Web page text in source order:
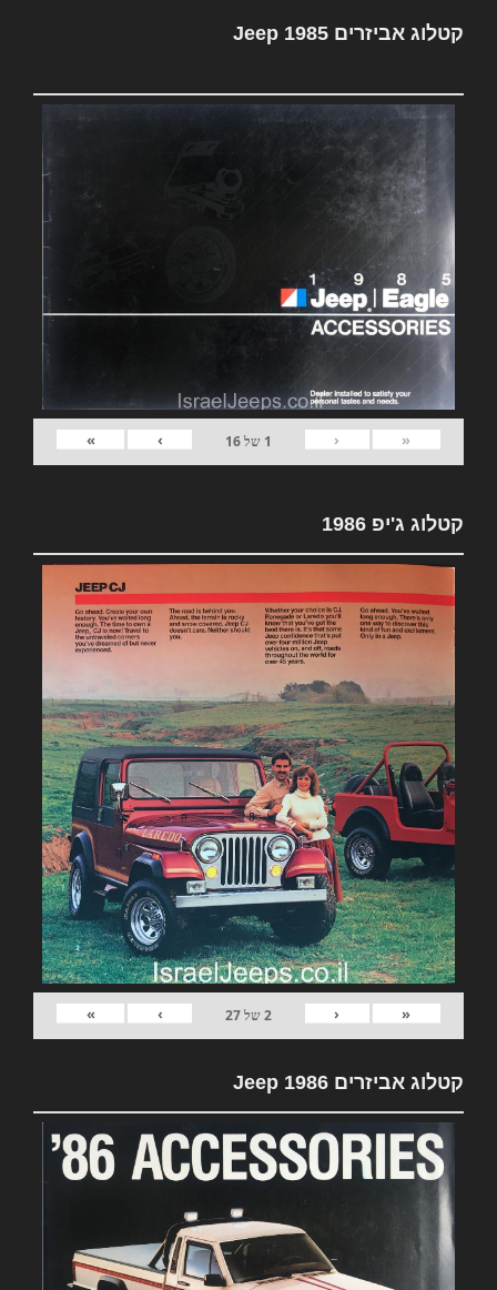
קטלוג אביזרים Jeep 1985
«
‹
1 של16
›
»
קטלוג ג'יפ 1986
«
‹
2של27
›
»
קטלוג אביזרים Jeep 1986